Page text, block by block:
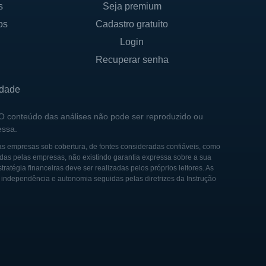
parcerias e ampliando
que permite à Nymox
de colaboração, a
global.
inclui tanto investidores
não apenas capital, mas
e a
fator relevante, uma vez
responsáveis por
de suas carreiras
Seja premium
Cadastro gratuito
Login
Recuperar senha
conteúdo das análises não pode ser reproduzido ou
sob cobertura, de fontes consideradas confiáveis, como
pelas empresas, não existindo garantia expressa sobre a sua
financeiras deve ser realizadas pelos próprios leitores. As
e autonomia seguidas pelas diretrizes da Instrução